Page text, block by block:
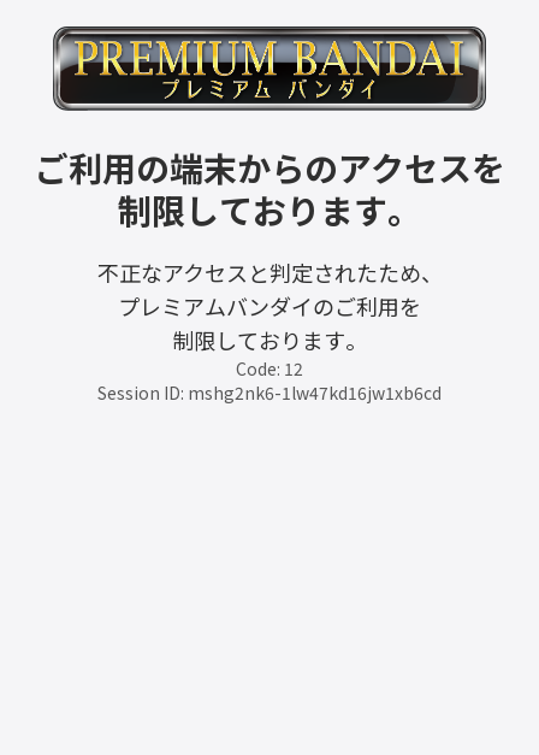
ご利用の端末からのアクセスを
制限しております。
不正なアクセスと判定されたため、
プレミアムバンダイのご利用を
制限しております。
Code: 12
Session ID: mshg2nk6-1lw47kd16jw1xb6cd